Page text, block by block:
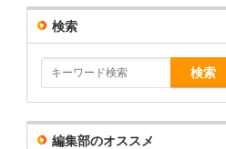
検索
編集部のオススメ